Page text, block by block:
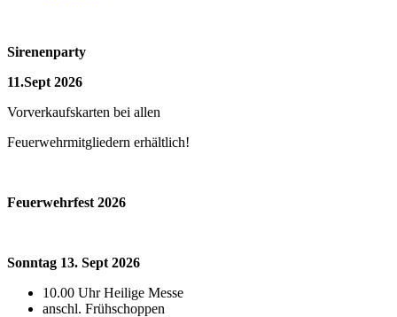
Sirenenparty
11.Sept 2026
Vorverkaufskarten bei allen
Feuerwehrmitgliedern erhältlich!
Feuerwehrfest 2026
Sonntag 13. Sept 2026
10.00 Uhr Heilige Messe
anschl. Frühschoppen